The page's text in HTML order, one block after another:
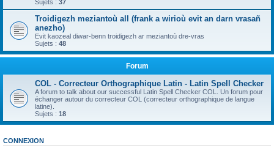
Sujets : 37
Troidigezh meziantoù all (frank a wirioù evit an darn vrasañ
anezho)
Evit kaozeal diwar-benn troidigezh ar meziantoù dre-vras
Sujets : 48
Forum
COL - Correcteur Orthographique Latin - Latin Spell Checker
A forum to talk about our successful Latin Spell Checker COL. Un forum pour
échanger autour du correcteur COL (correcteur orthographique de langue
latine).
Sujets : 18
CONNEXION